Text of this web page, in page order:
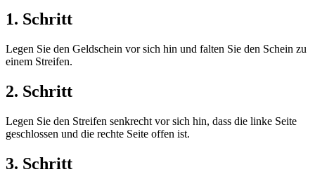
1. Schritt
Legen Sie den Geldschein vor sich hin und falten Sie den Schein zu
einem Streifen.
2. Schritt
Legen Sie den Streifen senkrecht vor sich hin, dass die linke Seite
geschlossen und die rechte Seite offen ist.
3. Schritt